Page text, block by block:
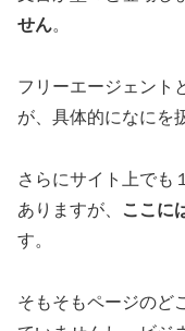
せん。
フリーエージェント
が、具体的になにを
さらにサイト上でも
ありますが、
ここに
す。
そもそもページのど